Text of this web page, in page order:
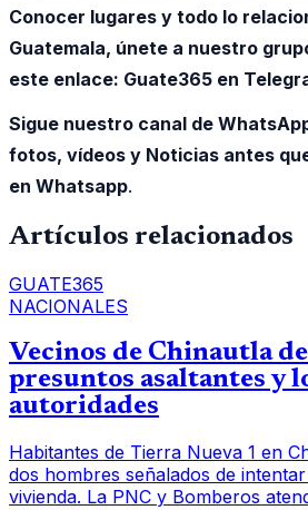
Conocer lugares y todo lo
Guatemala, únete a nuestro
este enlace: Guate365 en
Sigue nuestro canal de
fotos, vídeos y Noticias antes
en Whatsapp.
Artículos relacionados
GUATE365
NACIONALES
Vecinos de Chinautla
presuntos asaltantes y
autoridades
Habitantes de Tierra Nueva 1 en
dos hombres señalados de
vivienda. La PNC y Bomberos